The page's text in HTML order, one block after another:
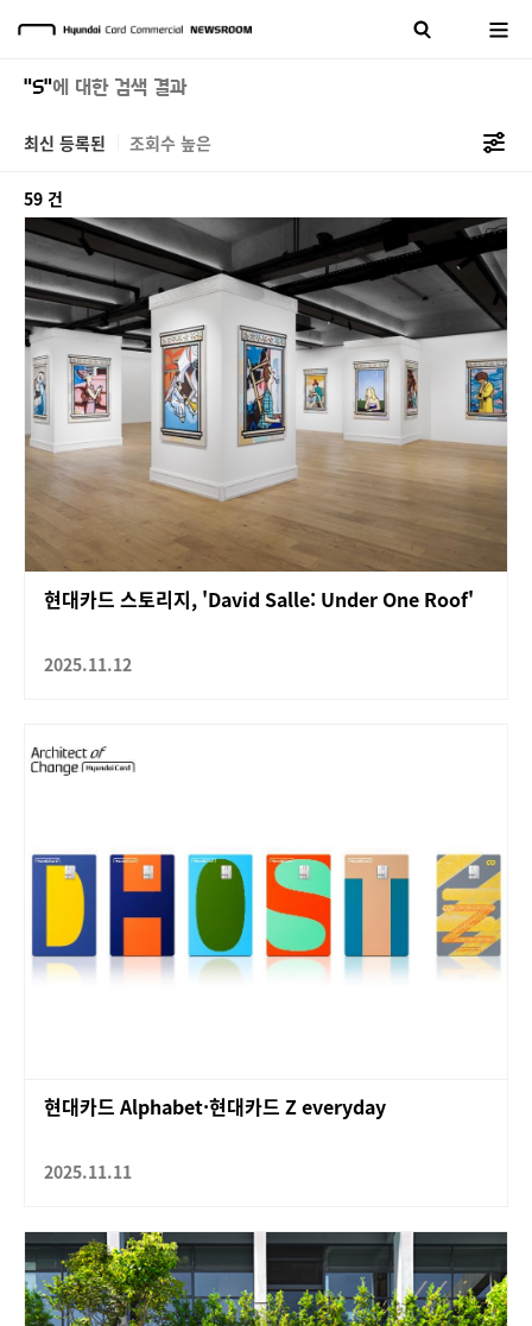
"S"에 대한 검색 결과
최신 등록된 조회수 높은
59 건
현대카드 스토리지, 'David Salle: Under One Roof'
2025.11.12
현대카드 Alphabet·현대카드 Z everyday
2025.11.11